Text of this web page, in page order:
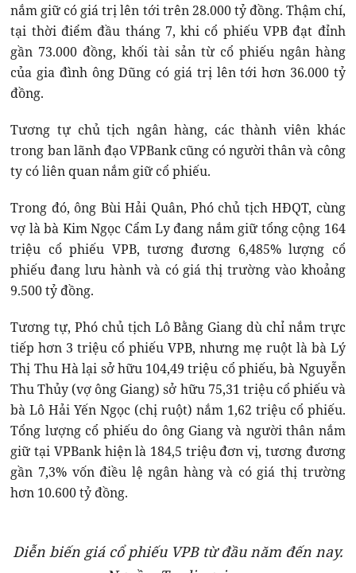
nắm giữ có giá trị lên tới trên 28.000 tỷ đồng. Thậm chí,
tại thời điểm đầu tháng 7, khi cổ phiếu VPB đạt đỉnh
gần 73.000 đồng, khối tài sản từ cổ phiếu ngân hàng
của gia đình ông Dũng có giá trị lên tới hơn 36.000 tỷ
đồng.
Tương tự chủ tịch ngân hàng, các thành viên khác
trong ban lãnh đạo VPBank cũng có người thân và công
ty có liên quan nắm giữ cổ phiếu.
Trong đó, ông Bùi Hải Quân, Phó chủ tịch HĐQT, cùng
vợ là bà Kim Ngọc Cẩm Ly đang nắm giữ tổng cộng 164
triệu cổ phiếu VPB, tương đương 6,485% lượng cổ
phiếu đang lưu hành và có giá thị trường vào khoảng
9.500 tỷ đồng.
Tương tự, Phó chủ tịch Lô Bằng Giang dù chỉ nắm trực
tiếp hơn 3 triệu cổ phiếu VPB, nhưng mẹ ruột là bà Lý
Thị Thu Hà lại sở hữu 104,49 triệu cổ phiếu, bà Nguyễn
Thu Thủy (vợ ông Giang) sở hữu 75,31 triệu cổ phiếu và
bà Lô Hải Yến Ngọc (chị ruột) nắm 1,62 triệu cổ phiếu.
Tổng lượng cổ phiếu do ông Giang và người thân nắm
giữ tại VPBank hiện là 184,5 triệu đơn vị, tương đương
gần 7,3% vốn điều lệ ngân hàng và có giá thị trường
hơn 10.600 tỷ đồng.
Diễn biến giá cổ phiếu VPB từ đầu năm đến nay.